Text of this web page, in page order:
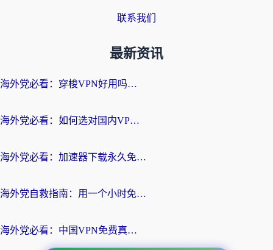
联系我们
最新资讯
海外党必看：穿梭VPN好用吗？和云帆VPN对比哪个回国效果更好？附真实测评+避坑指南
海外党必看：如何选对国内VPN，实现无缝访问国内资源？
海外党必看：加速器下载永久免费版真的存在吗？教你无缝访问国内资源的正确姿势
海外党自救指南：用一个小时免费加速器，轻松打破国内资源访问壁垒？
海外党必看：中国VPN免费真的靠谱吗？手把手教你选对回国加速器